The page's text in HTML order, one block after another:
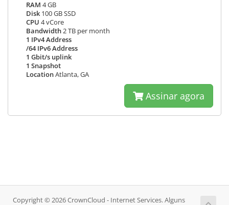
RAM 4 GB
Disk 100 GB SSD
CPU 4 vCore
Bandwidth2 TB per month
1 IPv4 Address
/64 IPv6 Address
1 Gbit/s uplink
1 Snapshot
LocationAtlanta, GA
Assinar agora
Copyright © 2026 CrownCloud - Internet Services. Alguns